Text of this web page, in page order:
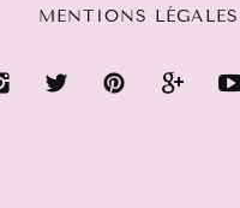
MENTIONS LÉGALES